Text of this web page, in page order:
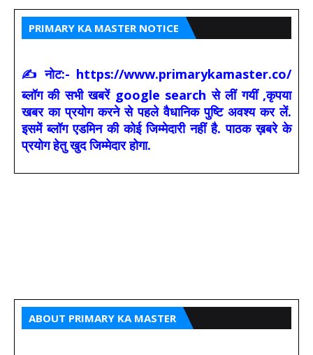
PRIMARY KA MASTER NOTICE
✍ नोट:- https://www.primarykamaster.co/
ब्लॉग की सभी खबरें google search से लीं गयीं ,कृपया
खबर का प्रयोग करने से पहले वैधानिक पुष्टि अवश्य कर लें.
इसमें ब्लॉग एडमिन की कोई जिम्मेदारी नहीं है. पाठक ख़बरे के
प्रयोग हेतु खुद जिम्मेदार होगा.
ABOUT PRIMARY KA MASTER